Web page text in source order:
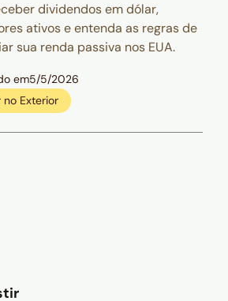
dividendos em dólar,
ativos e entenda as regras de
sua renda passiva nos EUA.
em5/5/2026
no Exterior